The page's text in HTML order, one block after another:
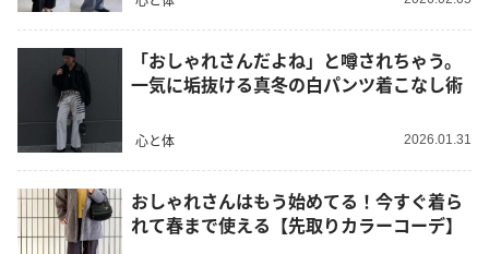
「おしゃれさんだよね」と噂されちゃう。
一気に垢抜ける真冬の白パンツ着こなし術
心と体 2026.01.31
おしゃれさんはもう始めてる！今すぐ着ら
れて春まで使える【先取りカラーコーデ】